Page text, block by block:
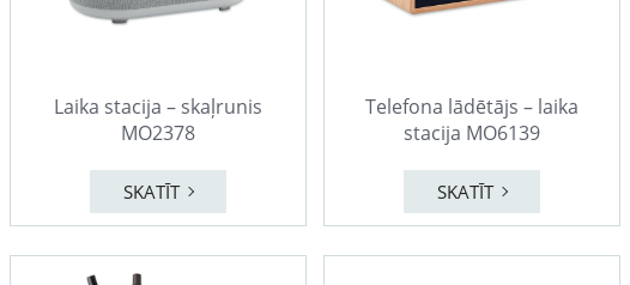
Laika stacija – skaļrunis
MO2378
SKATĪT
Telefona lādētājs – laika
stacija MO6139
SKATĪT